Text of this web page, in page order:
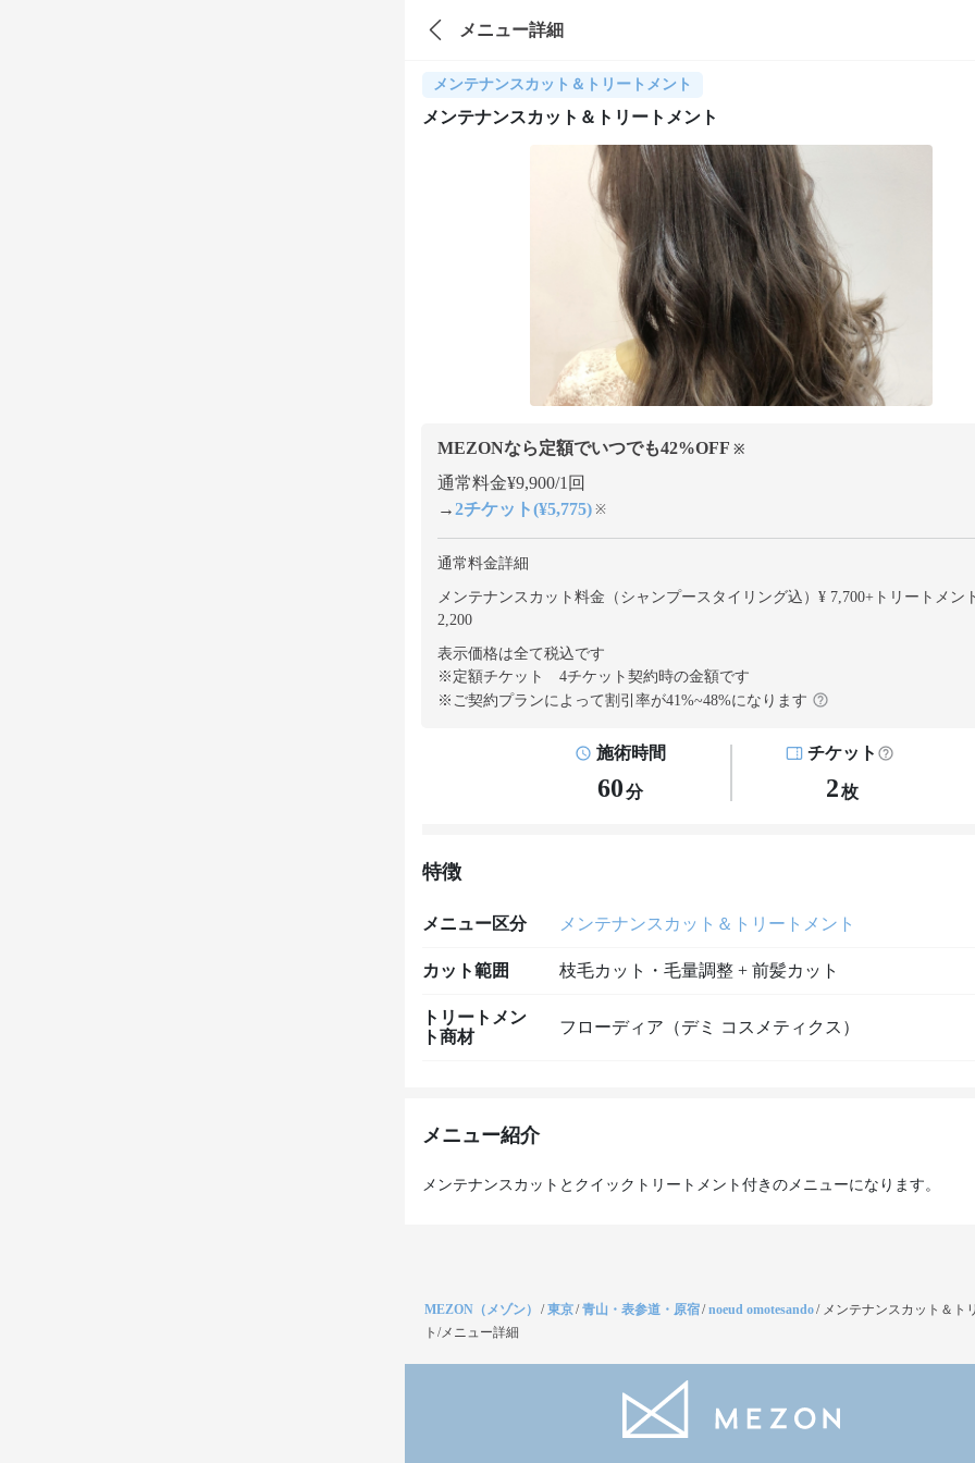
メニュー詳細
メンテナンスカット＆トリートメント
メンテナンスカット＆トリートメント
MEZONなら定額でいつでも42%OFF ※
通常料金¥9,900/1回
→2チケット(¥5,775) ※
通常料金詳細
メンテナンスカット料金（シャンプースタイリング込）¥ 7,700+ トリートメン
2,200
表示価格は全て税込です
※定額チケット 4チケット契約時の金額です
※ご契約プランによって割引率が41%~48%になります
施術時間
60分
チケット
2枚
特徴
メニュー区分 メンテナンスカット＆トリートメント
カット範囲 枝毛カット・毛量調整 + 前髪カット
トリートメン
ト商材
フローディア（デミ コスメティクス）
メニュー紹介
MEZON（メゾン） /東京/青山・表参道・原宿/noeud omotesando/ メンテナンスカット＆ト
ト/メニュー詳細